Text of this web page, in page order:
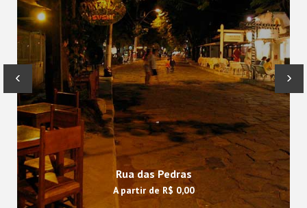
Rua das Pedras
A partir de R$ 0,00
‹ ›